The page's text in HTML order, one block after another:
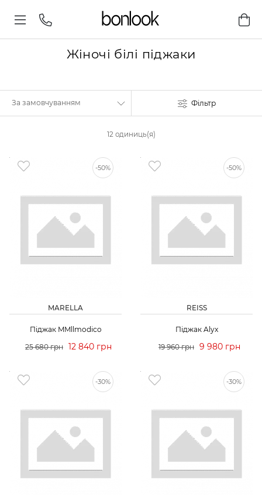
Жіночі білі піджаки
Фільтр
12 одиниць(я)
-50%
MARELLA
Піджак MMllmodico
25 680 грн 12 840 грн
-50%
REISS
Піджак Alyx
19 960 грн 9 980 грн
-30% -30%